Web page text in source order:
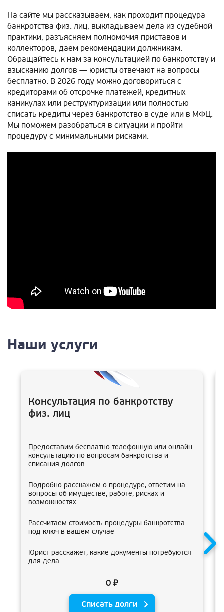
На сайте мы рассказываем, как проходит процедура
банкротства физ. лиц, выкладываем дела из судебной
практики, разъясняем полномочия приставов и
коллекторов, даем рекомендации должникам.
Обращайтесь к нам за консультацией по банкротству и
взысканию долгов — юристы отвечают на вопросы
бесплатно. В 2026 году можно договориться с
кредиторами об отсрочке платежей, кредитных
каникулах или реструктуризации или полностью
списать кредиты через банкротство в суде или в МФЦ.
Мы поможем разобраться в ситуации и пройти
процедуру с минимальными рисками.
Наши услуги
Консультация по банкротству
физ. лиц
Предоставим бесплатно телефонную или онлайн
консультацию по вопросам банкротства и
списания долгов
Подробно расскажем о процедуре, ответим на
вопросы об имуществе, работе, рисках и
возможностях
Рассчитаем стоимость процедуры банкротства
под ключ в вашем случае
Юрист расскажет, какие документы потребуются
для дела
0 ₽
Списать долги